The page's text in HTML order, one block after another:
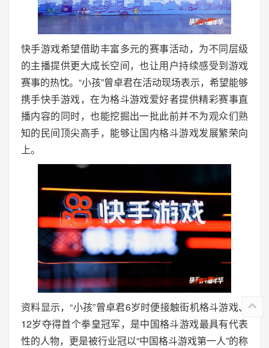
快手游戏希望借助丰富多元的赛事活动，为不同层级
的主播提供更大成长空间，也让用户持续感受到游戏
赛事的热忱。“小孩”曾卓君在活动现场表示，希望能够
携手快手游戏，在为格斗游戏爱好者提供精彩赛事直
播内容的同时，也能挖掘出一批此前并不为观众们熟
知的民间顶尖高手，能够让国内格斗游戏发展繁荣向
上。
资料显示，“小孩”曾卓君6岁时便接触街机格斗游戏、
12岁夺得首个拳皇冠军，是中国格斗游戏最具有代表
性的人物，更是被行业冠以“中国格斗游戏第一人”的称